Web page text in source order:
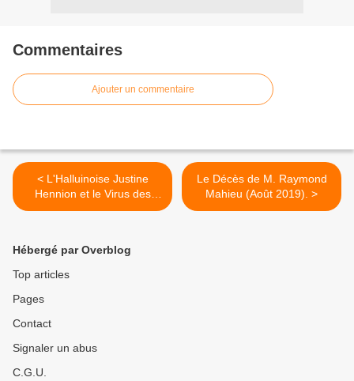
Commentaires
Ajouter un commentaire
< L'Halluinoise Justine
Hennion et le Virus des
Abeilles (Août 2019).
Le Décès de M. Raymond
Mahieu (Août 2019). >
Hébergé par Overblog
Top articles
Pages
Contact
Signaler un abus
C.G.U.